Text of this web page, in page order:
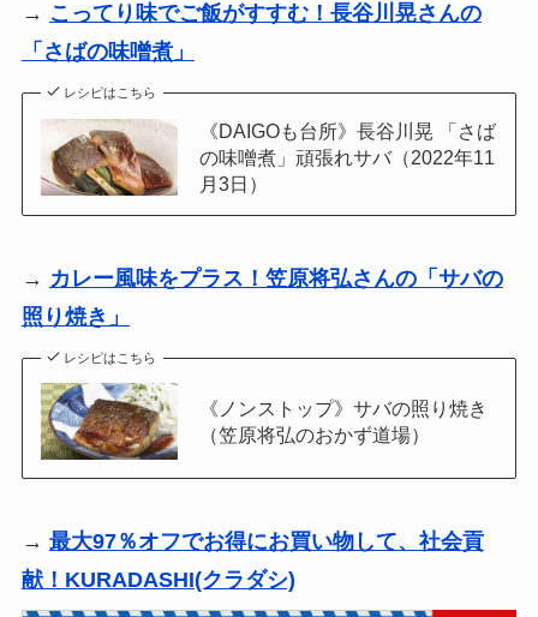
→ こってり味でご飯がすすむ！長谷川晃さんの
「さばの味噌煮」
レシピはこちら
《DAIGOも台所》長谷川晃 「さば
の味噌煮」頑張れサバ（2022年11
月3日）
→ カレー風味をプラス！笠原将弘さんの「サバの
照り焼き」
レシピはこちら
《ノンストップ》サバの照り焼き
（笠原将弘のおかず道場）
→ 最大97％オフでお得にお買い物して、社会貢
献！ KURADASHI(クラダシ)